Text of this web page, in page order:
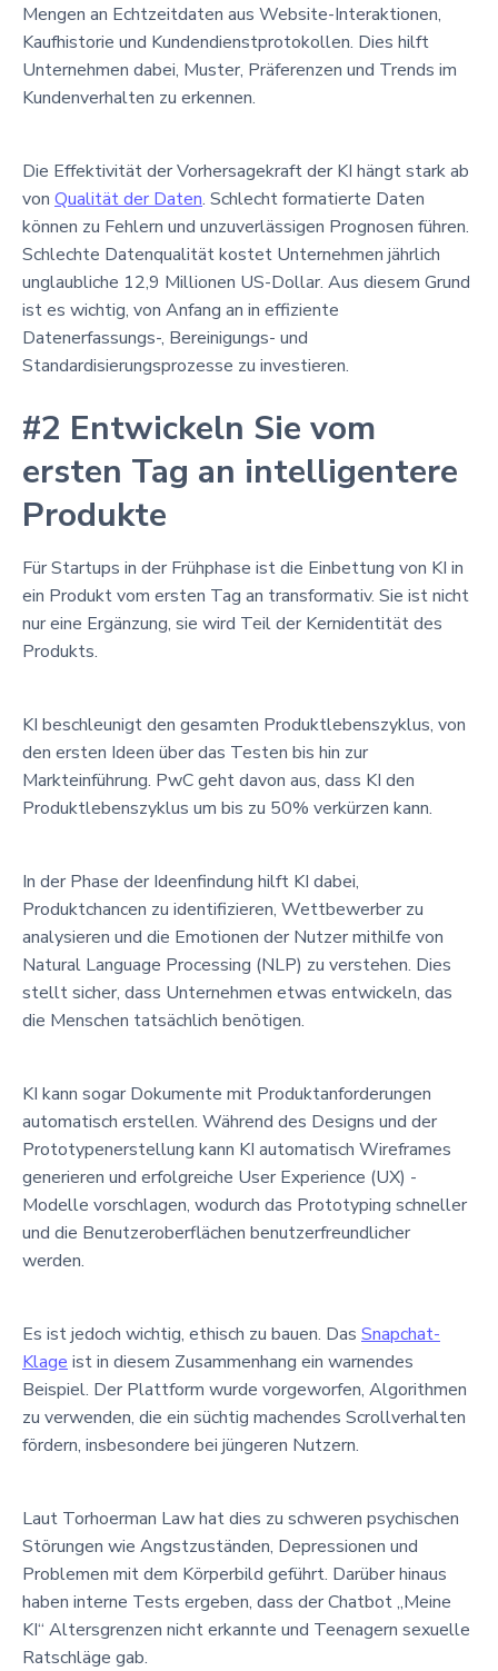
Mengen an Echtzeitdaten aus Website-Interaktionen,
Kaufhistorie und Kundendienstprotokollen. Dies hilft
Unternehmen dabei, Muster, Präferenzen und Trends im
Kundenverhalten zu erkennen.
Die Effektivität der Vorhersagekraft der KI hängt stark ab
von Qualität der Daten. Schlecht formatierte Daten
können zu Fehlern und unzuverlässigen Prognosen führen.
Schlechte Datenqualität kostet Unternehmen jährlich
unglaubliche 12,9 Millionen US-Dollar. Aus diesem Grund
ist es wichtig, von Anfang an in effiziente
Datenerfassungs-, Bereinigungs- und
Standardisierungsprozesse zu investieren.
#2 Entwickeln Sie vom
ersten Tag an intelligentere
Produkte
Für Startups in der Frühphase ist die Einbettung von KI in
ein Produkt vom ersten Tag an transformativ. Sie ist nicht
nur eine Ergänzung, sie wird Teil der Kernidentität des
Produkts.
KI beschleunigt den gesamten Produktlebenszyklus, von
den ersten Ideen über das Testen bis hin zur
Markteinführung. PwC geht davon aus, dass KI den
Produktlebenszyklus um bis zu 50% verkürzen kann.
In der Phase der Ideenfindung hilft KI dabei,
Produktchancen zu identifizieren, Wettbewerber zu
analysieren und die Emotionen der Nutzer mithilfe von
Natural Language Processing (NLP) zu verstehen. Dies
stellt sicher, dass Unternehmen etwas entwickeln, das
die Menschen tatsächlich benötigen.
KI kann sogar Dokumente mit Produktanforderungen
automatisch erstellen. Während des Designs und der
Prototypenerstellung kann KI automatisch Wireframes
generieren und erfolgreiche User Experience (UX) -
Modelle vorschlagen, wodurch das Prototyping schneller
und die Benutzeroberflächen benutzerfreundlicher
werden.
Es ist jedoch wichtig, ethisch zu bauen. Das Snapchat-
Klage ist in diesem Zusammenhang ein warnendes
Beispiel. Der Plattform wurde vorgeworfen, Algorithmen
zu verwenden, die ein süchtig machendes Scrollverhalten
fördern, insbesondere bei jüngeren Nutzern.
Laut Torhoerman Law hat dies zu schweren psychischen
Störungen wie Angstzuständen, Depressionen und
Problemen mit dem Körperbild geführt. Darüber hinaus
haben interne Tests ergeben, dass der Chatbot „Meine
KI“ Altersgrenzen nicht erkannte und Teenagern sexuelle
Ratschläge gab.